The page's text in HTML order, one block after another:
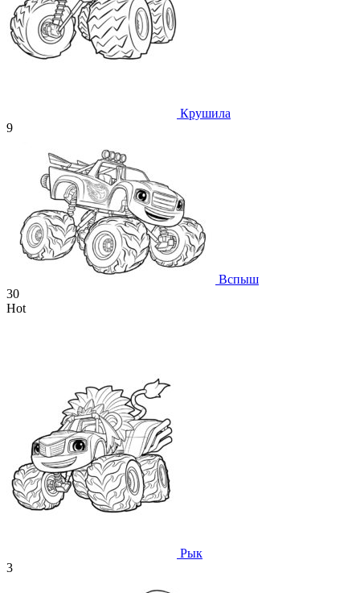
Крушила
9
Вспыш
30
Hot
Рык
3